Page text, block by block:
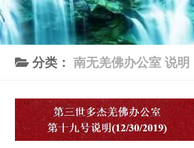
分类： 南无羌佛办公室 说明